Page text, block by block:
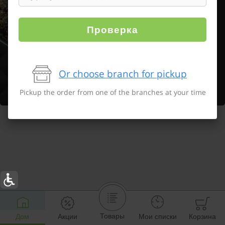
Дом Акции Товары Мои списки Корзина
Проверка
Or choose branch for pickup
Pickup the order from one of the branches at your time